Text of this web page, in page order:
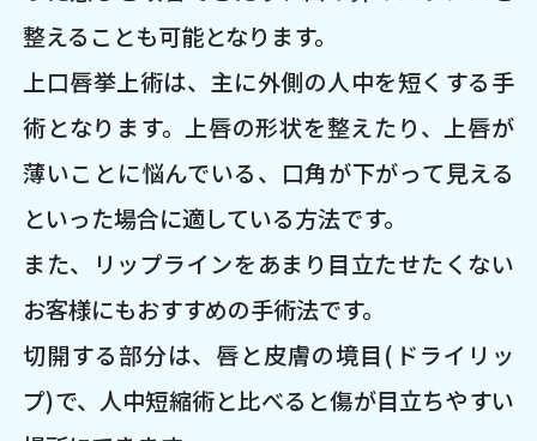
整えることも可能となります。
上口唇挙上術は、主に外側の人中を短くする手
術となります。上唇の形状を整えたり、上唇が
薄いことに悩んでいる、口角が下がって見える
といった場合に適している方法です。
また、リップラインをあまり目立たせたくない
お客様にもおすすめの手術法です。
切開する部分は、唇と皮膚の境目(ドライリッ
プ)で、人中短縮術と比べると傷が目立ちやすい